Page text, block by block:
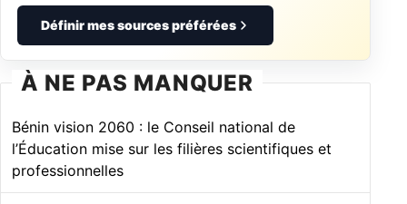
Définir mes sources préférées
À NE PAS MANQUER
Bénin vision 2060 : le Conseil national de
l’Éducation mise sur les filières scientifiques et
professionnelles